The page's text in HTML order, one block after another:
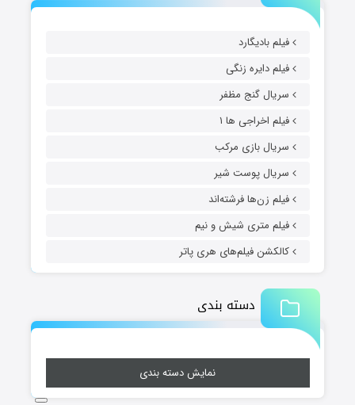
فیلم بادیگارد
فیلم دایره زنگی
سریال گنج مظفر
فیلم اخراجی ها ۱
سریال بازی مرکب
سریال پوست شیر
فیلم زن‌ها فرشته‌اند
فیلم متری شیش و نیم
کالکشن فیلم‌های هری پاتر
دسته بندی
نمایش دسته بندی